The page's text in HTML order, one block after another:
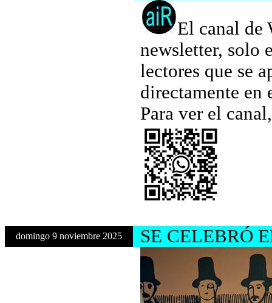
El canal de
newsletter, solo
lectores que se
directamente
Para ver el
domingo 9 noviembre 2025 SE CELEBRÓ